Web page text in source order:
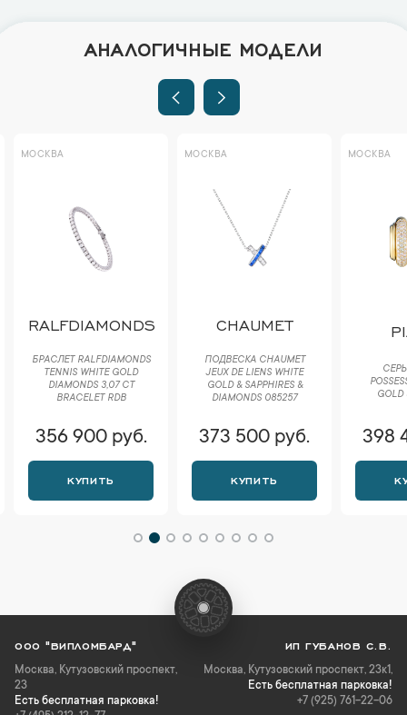
АНАЛОГИЧНЫЕ МОДЕЛИ
МОСКВА
RALFDIAMONDS
БРАСЛЕТ RALFDIAMONDS
TENNIS WHITE GOLD
DIAMONDS 3,07 CT
BRACELET RDB
356 900 руб.
КУПИТЬ
МОСКВА
CHAUMET
ПОДВЕСКА CHAUMET
JEUX DE LIENS WHITE
GOLD & SAPPHIRES &
DIAMONDS 085257
373 500 руб.
КУПИТЬ
МОСКВА
GOLD
398
ООО "ВИПЛОМБАРД"
Москва, Кутузовский проспект,
23
Есть бесплатная парковка!
ИП ГУБАНОВ С.В.
Москва, Кутузовский проспект, 23к1,
Есть бесплатная парковка!
+7 (925) 761-22-06